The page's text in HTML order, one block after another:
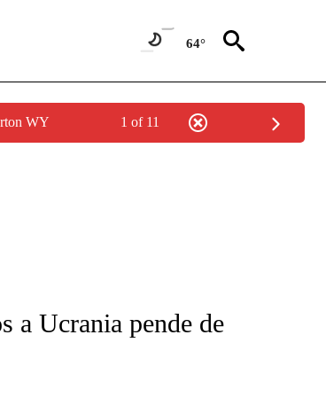
64°
WY 1 of 11
a Ucrania pende de